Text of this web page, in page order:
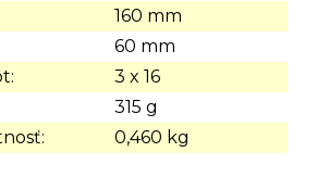
160 mm
60 mm
3 x 16
315 g
0,460 kg